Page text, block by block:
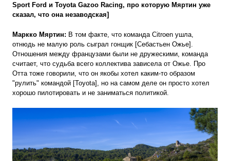
Sport Ford и Toyota Gazoo Racing, про которую Мяртин уже
сказал, что она незаводская]
Маркко Мяртин: В том факте, что команда Citroen ушла,
отнюдь не малую роль сыграл гонщик [Себастьен Ожье].
Отношения между французами были не дружескими, команда
считает, что судьба всего коллектива зависела от Ожье. Про
Отта тоже говорили, что он якобы хотел каким-то образом
"рулить" командой [Toyota], но на самом деле он просто хотел
хорошо пилотировать и не заниматься политикой.